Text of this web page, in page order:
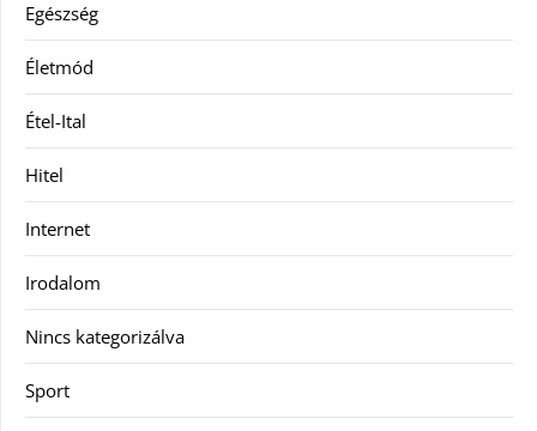
Egészség
Életmód
Étel-Ital
Hitel
Internet
Irodalom
Nincs kategorizálva
Sport